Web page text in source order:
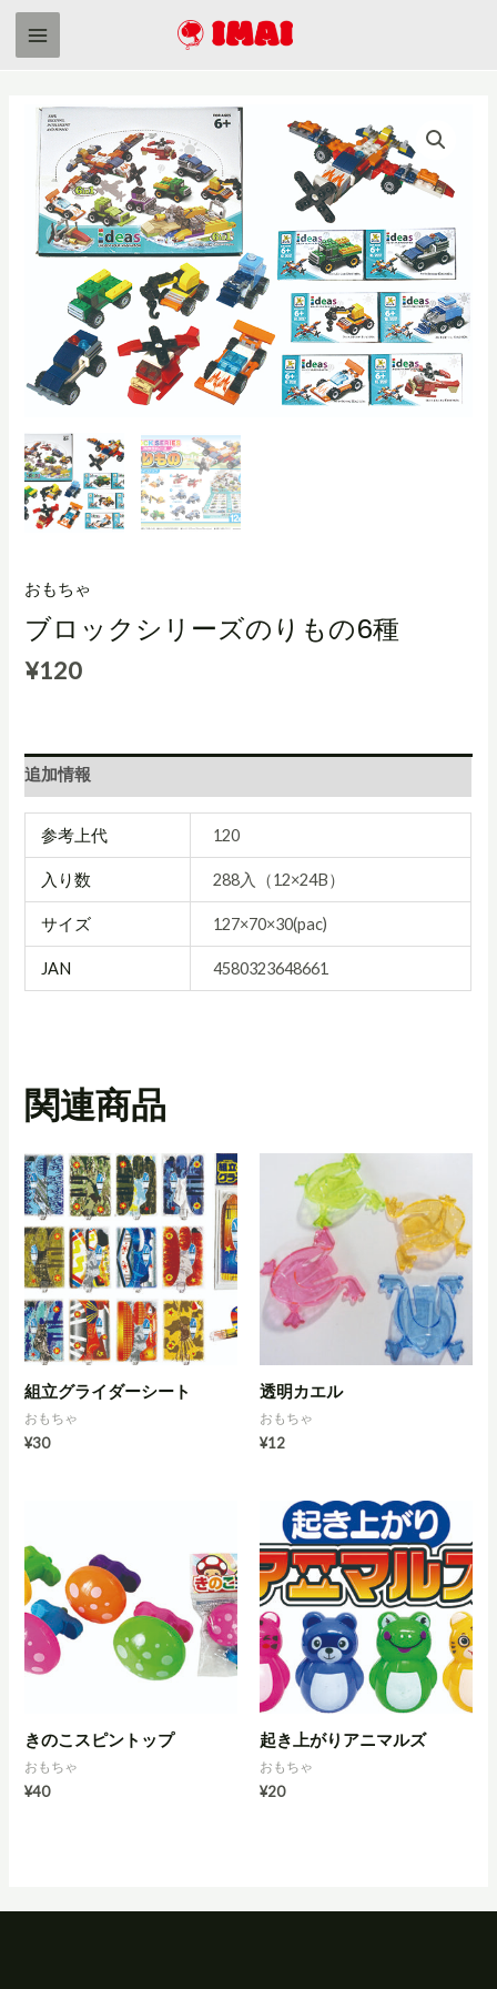
Main
おもちゃ
ブロックシリーズのりもの6種
¥120
追加情報
参考上代 120
入り数 288入（12×24B）
サイズ 127×70×30(pac)
JAN 4580323648661
関連商品
組立グライダーシート
おもちゃ
¥30
透明カエル
おもちゃ
¥12
きのこスピントップ
おもちゃ
¥40
起き上がりアニマルズ
おもちゃ
¥20